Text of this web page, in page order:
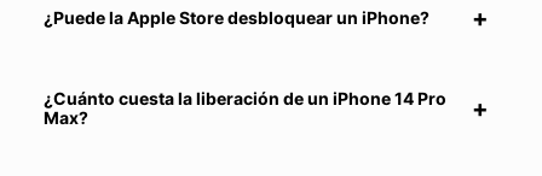
¿Puede la Apple Store desbloquear un iPhone?
¿Cuánto cuesta la liberación de un iPhone 14 Pro
Max?